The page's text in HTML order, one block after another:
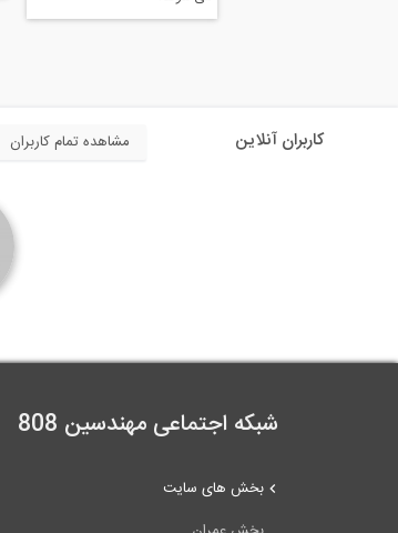
کاربران آنلاین مشاهده تمام کاربران
شبکه اجتماعی مهندسین 808
بخش های سایت